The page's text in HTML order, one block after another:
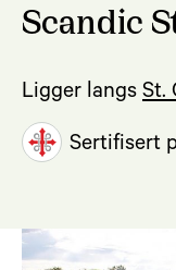
Scandic
Ligger langs St.
Sertifisert